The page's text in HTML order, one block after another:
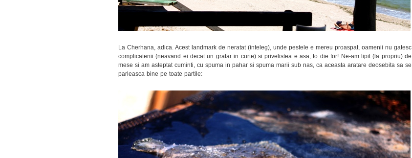
La Cherhana, adica. Acest landmark de neratat (inteleg), unde pestele e mereu proaspat, oamenii nu gatesc
complicatenii (neavand ei decat un gratar in curte) si privelistea e asa, to die for! Ne-am lipit (la propriu) de
mese si am asteptat cuminti, cu spuma in pahar si spuma marii sub nas, ca aceasta aratare deosebita sa se
parleasca bine pe toate partile: